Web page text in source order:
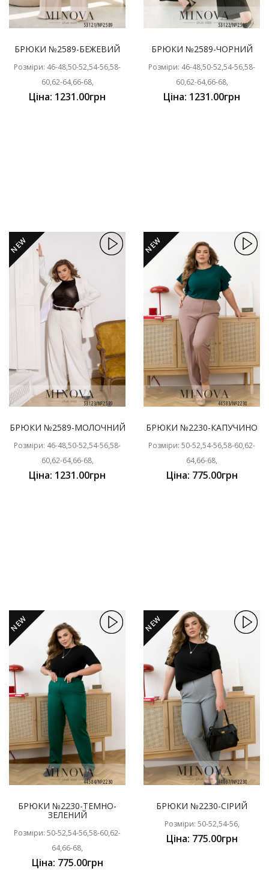
БРЮКИ №2589-БЕЖЕВИЙ
Розміри: 46-48,50-52,54-56,58-
60,62-64,66-68,
Ціна: 1231.00грн
БРЮКИ №2589-ЧОРНИЙ
Розміри: 46-48,50-52,54-56,58-
60,62-64,66-68,
Ціна: 1231.00грн
NEW
БРЮКИ №2589-МОЛОЧНИЙ
Розміри: 46-48,50-52,54-56,58-
60,62-64,66-68,
Ціна: 1231.00грн
NEW
БРЮКИ №2230-КАПУЧИНО
Розміри: 50-52,54-56,58-60,62-
64,66-68,
Ціна: 775.00грн
NEW
БРЮКИ №2230-ТЕМНО-
ЗЕЛЕНИЙ
Розміри: 50-52,54-56,58-60,62-
64,66-68,
Ціна: 775.00грн
NEW
БРЮКИ №2230-СІРИЙ
Розміри: 50-52,54-56,
Ціна: 775.00грн